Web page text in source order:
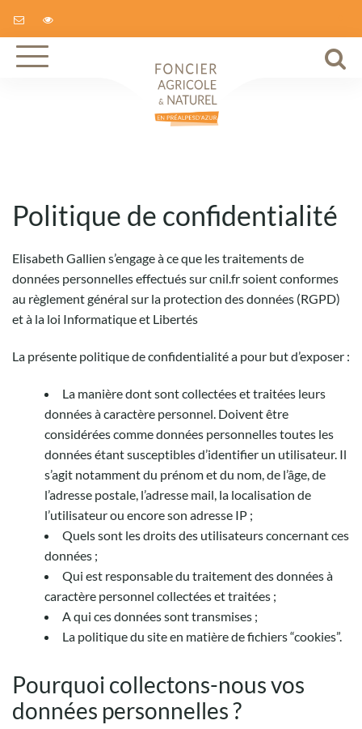
Aller
à
Politique de confidentialité
Elisabeth Gallien s’engage à ce que les traitements de
données personnelles effectués sur cnil.fr soient conformes
au règlement général sur la protection des données (RGPD)
et à la loi Informatique et Libertés
La présente politique de confidentialité a pour but d’exposer :
La manière dont sont collectées et traitées leurs
données à caractère personnel. Doivent être
considérées comme données personnelles toutes les
données étant susceptibles d’identifier un utilisateur. Il
s’agit notamment du prénom et du nom, de l’âge, de
l’adresse postale, l’adresse mail, la localisation de
l’utilisateur ou encore son adresse IP ;
Quels sont les droits des utilisateurs concernant ces
données ;
Qui est responsable du traitement des données à
caractère personnel collectées et traitées ;
A qui ces données sont transmises ;
La politique du site en matière de fichiers “cookies”.
Pourquoi collectons-nous vos
données personnelles ?